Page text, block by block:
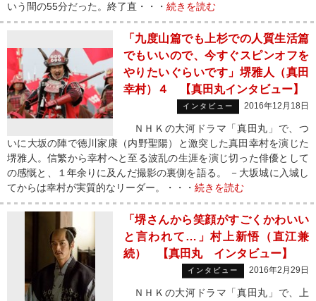
いう間の55分だった。終了直・・・ 続きを読む
「九度山篇でも上杉での人質生活篇
でもいいので、今すぐスピンオフを
やりたいぐらいです」堺雅人（真田
幸村）４ 【真田丸インタビュー】
インタビュー 2016年12月18日
ＮＨＫの大河ドラマ「真田丸」で、つ
いに大坂の陣で徳川家康（内野聖陽）と激突した真田幸村を演じた
堺雅人。信繁から幸村へと至る波乱の生涯を演じ切った俳優として
の感慨と、１年余りに及んだ撮影の裏側を語る。 －大坂城に入城し
てからは幸村が実質的なリーダー。・・・ 続きを読む
「堺さんから笑顔がすごくかわいい
と言われて…」村上新悟（直江兼
続） 【真田丸 インタビュー】
インタビュー 2016年2月29日
ＮＨＫの大河ドラマ「真田丸」で、上